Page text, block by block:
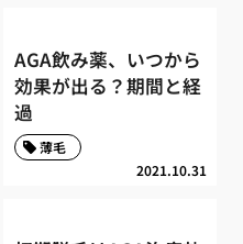
AGA飲み薬、いつから
効果が出る？期間と経
過
2021.10.31
薄毛